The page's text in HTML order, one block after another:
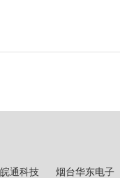
皖通科技 烟台华东电子